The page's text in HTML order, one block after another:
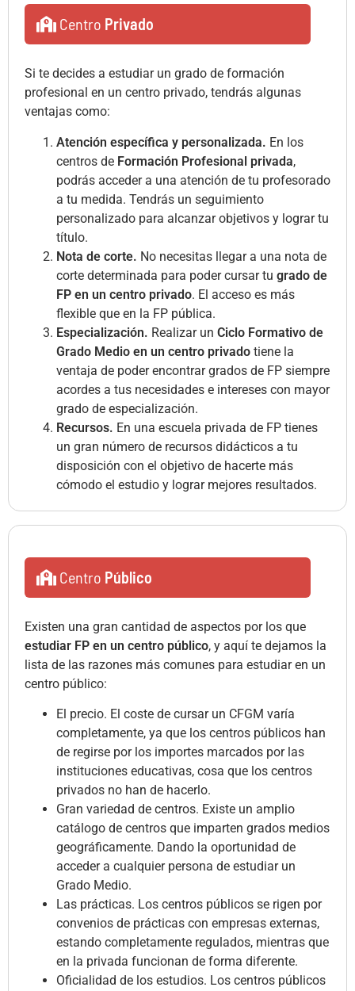
Centro Privado
Si te decides a estudiar un grado de formación
profesional en un centro privado, tendrás algunas
ventajas como:
Atención específica y personalizada. En los
centros de Formación Profesional privada,
podrás acceder a una atención de tu profesorado
a tu medida. Tendrás un seguimiento
personalizado para alcanzar objetivos y lograr tu
título.
Nota de corte. No necesitas llegar a una nota de
corte determinada para poder cursar tu grado de
FP en un centro privado. El acceso es más
flexible que en la FP pública.
Especialización. Realizar un Ciclo Formativo de
Grado Medio en un centro privado tiene la
ventaja de poder encontrar grados de FP siempre
acordes a tus necesidades e intereses con mayor
grado de especialización.
Recursos. En una escuela privada de FP tienes
un gran número de recursos didácticos a tu
disposición con el objetivo de hacerte más
cómodo el estudio y lograr mejores resultados.
Centro Público
Existen una gran cantidad de aspectos por los que
estudiar FP en un centro público, y aquí te dejamos la
lista de las razones más comunes para estudiar en un
centro público:
El precio. El coste de cursar un CFGM varía
completamente, ya que los centros públicos han
de regirse por los importes marcados por las
instituciones educativas, cosa que los centros
privados no han de hacerlo.
Gran variedad de centros. Existe un amplio
catálogo de centros que imparten grados medios
geográficamente. Dando la oportunidad de
acceder a cualquier persona de estudiar un
Grado Medio.
Las prácticas. Los centros públicos se rigen por
convenios de prácticas con empresas externas,
estando completamente regulados, mientras que
en la privada funcionan de forma diferente.
Oficialidad de los estudios. Los centros públicos